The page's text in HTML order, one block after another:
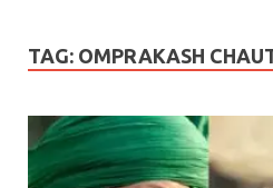
TAG: OMPRAKASH